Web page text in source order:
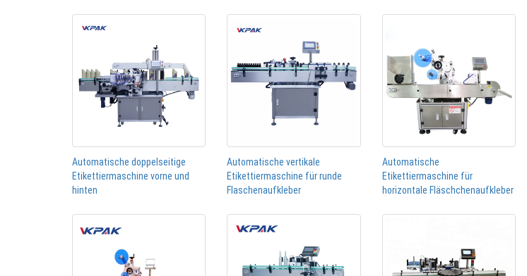
Automatische doppelseitige
Etikettiermaschine vorne und
hinten
Automatische vertikale
Etikettiermaschine für runde
Flaschenaufkleber
Automatische
Etikettiermaschine für
horizontale Fläschchenaufkleber